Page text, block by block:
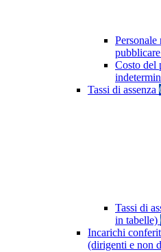
Personale
Costo del
Tassi di assenza
Tassi di
in tabelle)
Incarichi
(dirigenti e non